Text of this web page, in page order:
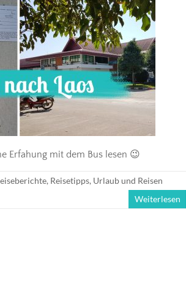
Erfahung mit dem Bus lesen 😉
, Reisetipps, Urlaub und Reisen
Weiterlesen